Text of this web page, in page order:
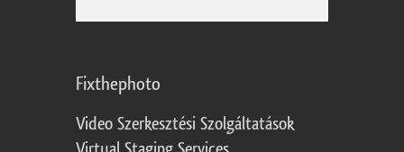
Fixthephoto
Video Szerkesztési Szolgáltatások